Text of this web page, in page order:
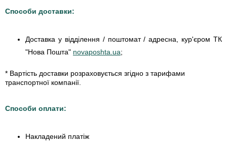
Способи доставки:
Доставка у відділення / поштомат / адресна, кур'єром ТК
"Нова Пошта" novaposhta.ua;
* Вартість доставки розраховується згідно з тарифами
транспортної компанії.
Способи оплати:
Накладений платіж